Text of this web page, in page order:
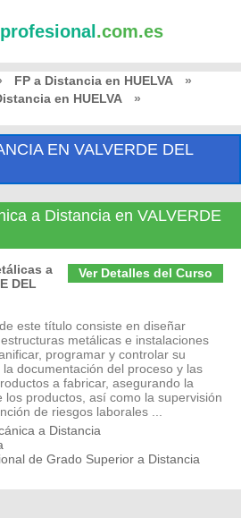
profesional .com.es
FP a Distancia en HUELVA
»
en HUELVA
»
EN VALVERDE DEL
a Distancia en VALVERDE
Ver Detalles del Curso
a
DEL
este título consiste en diseñar
metálicas e instalaciones
programar y controlar su
documentación del proceso y las
a fabricar, asegurando la
los productos, así como la supervisión
de riesgos laborales ...
a Distancia
de Grado Superior a Distancia